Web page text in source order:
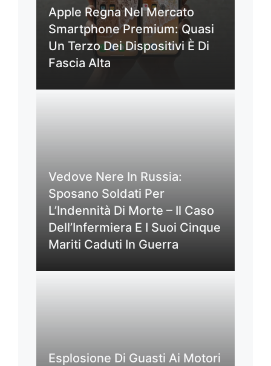
Apple Regna Nel Mercato
Smartphone Premium: Quasi
Un Terzo Dei Dispositivi È Di
Fascia Alta
Vedove Nere In Russia:
Sposano Soldati Per
L’Indennità Di Morte – Il Caso
Dell’Infermiera E I Suoi Cinque
Mariti Caduti In Guerra
Esplosione Di Guasti Ai Motori